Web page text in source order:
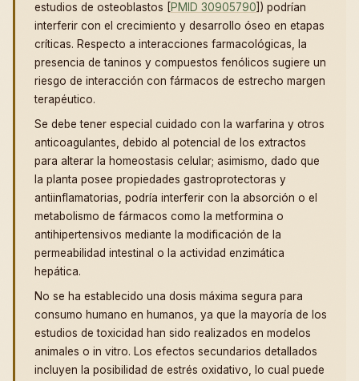
estudios de osteoblastos [PMID 30905790]) podrían
interferir con el crecimiento y desarrollo óseo en etapas
críticas. Respecto a interacciones farmacológicas, la
presencia de taninos y compuestos fenólicos sugiere un
riesgo de interacción con fármacos de estrecho margen
terapéutico.
Se debe tener especial cuidado con la warfarina y otros
anticoagulantes, debido al potencial de los extractos
para alterar la homeostasis celular; asimismo, dado que
la planta posee propiedades gastroprotectoras y
antiinflamatorias, podría interferir con la absorción o el
metabolismo de fármacos como la metformina o
antihipertensivos mediante la modificación de la
permeabilidad intestinal o la actividad enzimática
hepática.
No se ha establecido una dosis máxima segura para
consumo humano en humanos, ya que la mayoría de los
estudios de toxicidad han sido realizados en modelos
animales o in vitro. Los efectos secundarios detallados
incluyen la posibilidad de estrés oxidativo, lo cual puede